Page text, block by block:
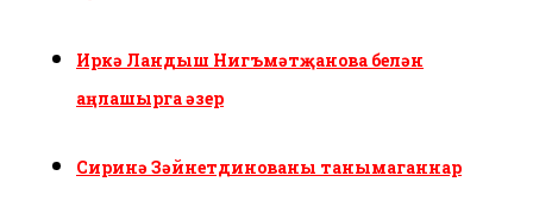
Иркә Ландыш Нигъмәтҗанова белән
аңлашырга әзер
Сиринә Зәйнетдинованы танымаганнар